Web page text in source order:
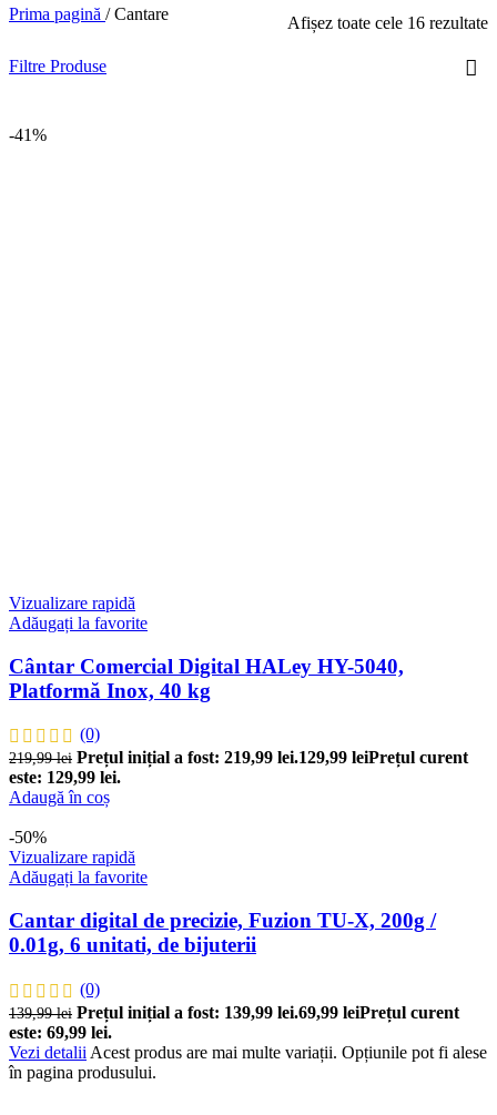
Prima pagină / Cantare Afișez toate cele 16 rezultate
Filtre Produse
-41%
Vizualizare rapidă
Adăugați la favorite
Cântar Comercial Digital HALey HY-5040,
Platformă Inox, 40 kg
(0)
219,99lei Prețul inițial a fost: 219,99 lei.129,99 leiPrețul curent
este: 129,99 lei.
Adaugă în coș
-50%
Vizualizare rapidă
Adăugați la favorite
Cantar digital de precizie, Fuzion TU-X, 200g /
0.01g, 6 unitati, de bijuterii
(0)
139,99lei Prețul inițial a fost: 139,99 lei.69,99 leiPrețul curent
este: 69,99 lei.
Vezi detalii Acest produs are mai multe variații. Opțiunile pot fi alese
în pagina produsului.